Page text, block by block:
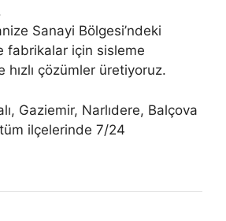
Sanayi Bölgesi’ndeki
fabrikalar için sisleme
hızlı çözümler üretiyoruz.
Gaziemir, Narlıdere, Balçova
ilçelerinde 7/24